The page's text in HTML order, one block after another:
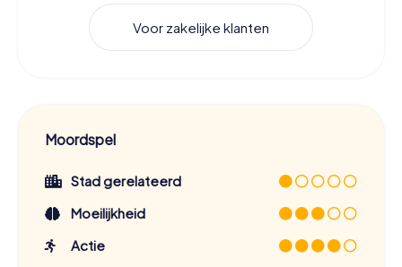
Voor zakelijke klanten
Moordspel
Stad gerelateerd
Moeilijkheid
Actie